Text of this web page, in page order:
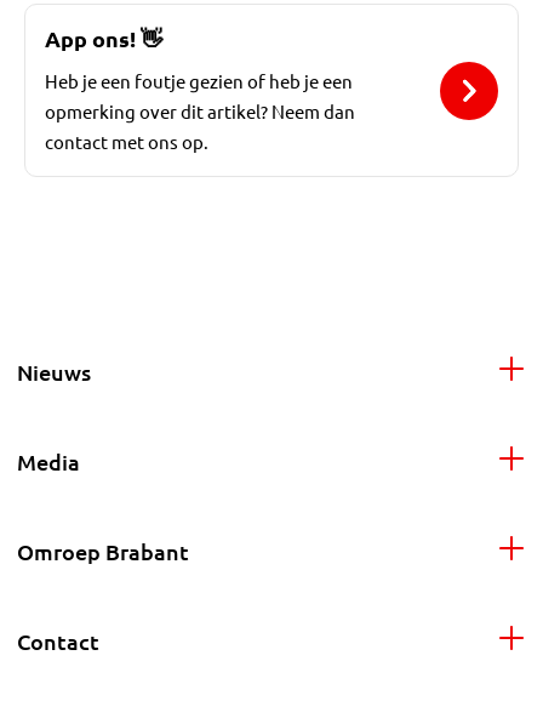
App ons!👋
Heb je een foutje gezien of heb je een
opmerking over dit artikel? Neem dan
contact met ons op.
Nieuws
Media
Omroep Brabant
Contact